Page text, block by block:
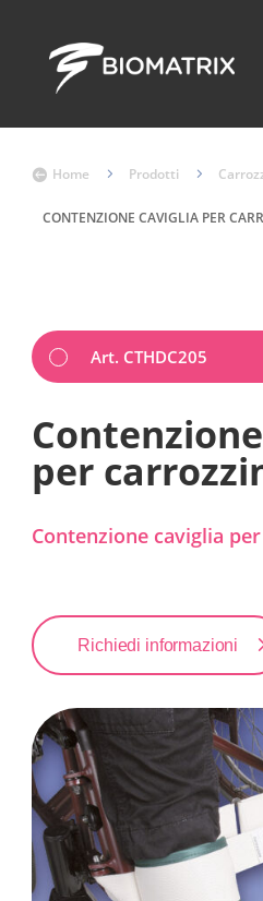
 Home 5 Prodotti 5
CONTENZIONE CAVIGLIA PER
Art. CTHDC205
per
Contenzione caviglia
Richiedi informazioni